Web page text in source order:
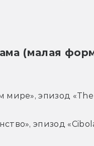
(малая
мире», эпизод «The
эпизод